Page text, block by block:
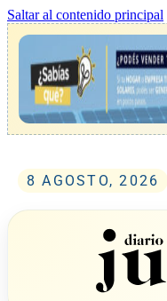
Saltar al contenido principal
8 AGOSTO, 2026